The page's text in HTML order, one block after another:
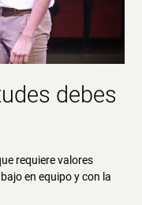
debes
requiere valores
en equipo y con la